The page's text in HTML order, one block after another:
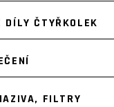
DÍLY ČTYŘKOLEK
FILTRY